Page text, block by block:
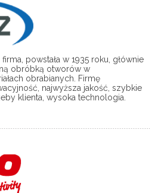
powstała w 1935 roku, głównie
obróbką otworów w
obrabianych. Firmę
najwyższa jakość, szybkie
klienta, wysoka technologia.